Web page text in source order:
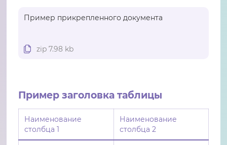
Пример прикрепленного документа
zip 7.98 kb
Пример заголовка таблицы
Наименование
столбца 1
Наименование
столбца 2